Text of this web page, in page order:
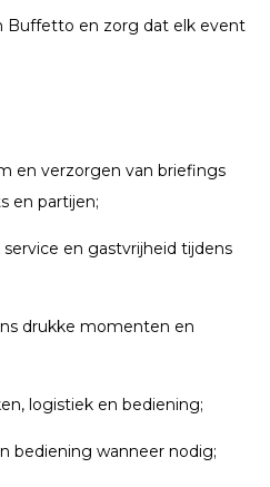
Buffetto en zorg dat elk event
en verzorgen van briefings
en partijen;
en gastvrijheid tijdens
drukke momenten en
logistiek en bediening;
bediening wanneer nodig;